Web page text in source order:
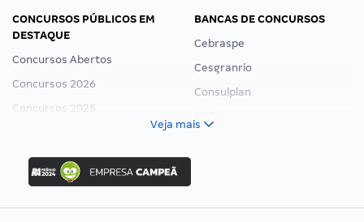
CONCURSOS PÚBLICOS EM
DESTAQUE
Concursos Abertos
Concursos 2026
Concursos 2025
Concurso Ibama
Concurso MPU
Editais publicados
BANCAS DE CONCURSOS
Cebraspe
Cesgranrio
Consulplan
Veja mais